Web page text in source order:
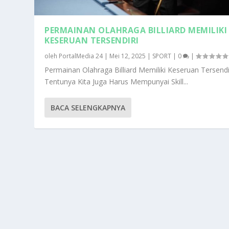
PERMAINAN OLAHRAGA BILLIARD MEMILIKI
KESERUAN TERSENDIRI
oleh PortalMedia 24| Mei 12, 2025 SPORT 0 |
Permainan Olahraga Billiard Memiliki Keseruan
Tentunya Kita Juga Harus Mempunyai Skill...
BACA SELENGKAPNYA